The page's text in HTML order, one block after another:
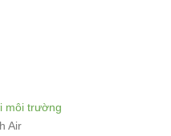
môi trường
Air